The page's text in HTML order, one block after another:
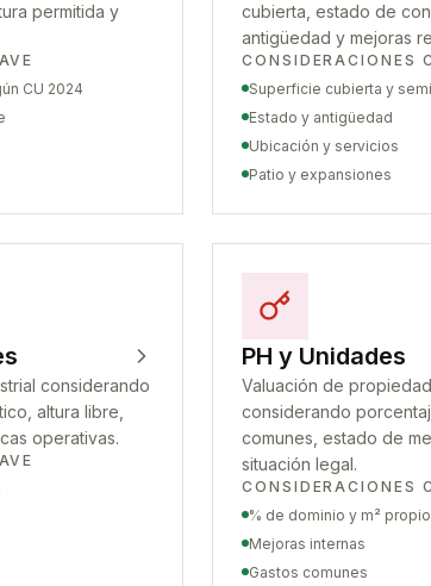
permitida y
CU 2024
cubierta, estado de
antigüedad y mejoras
CONSIDERACIONES
Superficie cubierta y
Estado y antigüedad
Ubicación y servicios
Patio y expansiones
considerando
altura libre,
operativas.
PH y Unidades
Valuación de
considerando
comunes, estado de
situación legal.
CONSIDERACIONES
% de dominio y m²
Mejoras internas
Gastos comunes